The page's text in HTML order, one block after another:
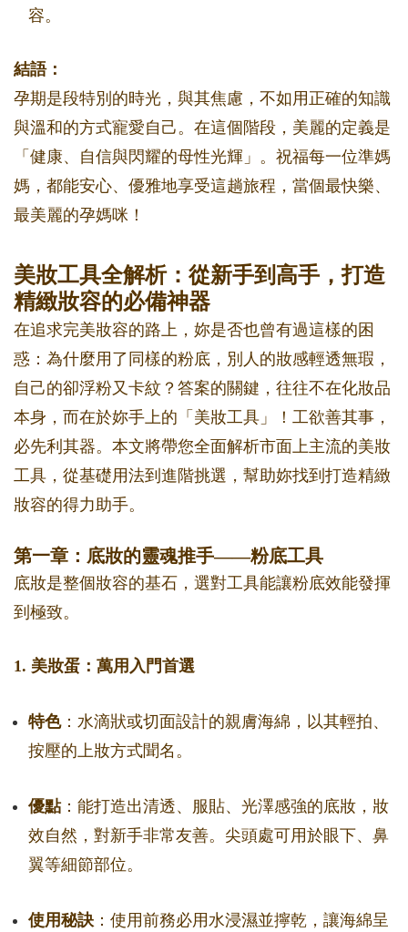
容。
結語：
孕期是段特別的時光，與其焦慮，不如用正確的知識
與溫和的方式寵愛自己。在這個階段，美麗的定義是
「健康、自信與閃耀的母性光輝」。祝福每一位準媽
媽，都能安心、優雅地享受這趟旅程，當個最快樂、
最美麗的孕媽咪！
美妝工具全解析：從新手到高手，打造
精緻妝容的必備神器
在追求完美妝容的路上，妳是否也曾有過這樣的困
惑：為什麼用了同樣的粉底，別人的妝感輕透無瑕，
自己的卻浮粉又卡紋？答案的關鍵，往往不在化妝品
本身，而在於妳手上的「美妝工具」！工欲善其事，
必先利其器。本文將帶您全面解析市面上主流的美妝
工具，從基礎用法到進階挑選，幫助妳找到打造精緻
妝容的得力助手。
第一章：底妝的靈魂推手——粉底工具
底妝是整個妝容的基石，選對工具能讓粉底效能發揮
到極致。
1. 美妝蛋：萬用入門首選
特色：水滴狀或切面設計的親膚海綿，以其輕拍、
按壓的上妝方式聞名。
優點：能打造出清透、服貼、光澤感強的底妝，妝
效自然，對新手非常友善。尖頭處可用於眼下、鼻
翼等細節部位。
使用秘訣 ：使用前務必用水浸濕並擰乾，讓海綿呈